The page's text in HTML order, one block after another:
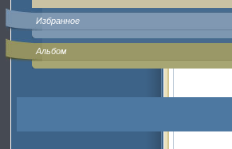
Избранное
Альбом